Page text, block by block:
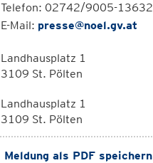
Telefon: 02742/9005-13632
E-Mail: presse@noel.gv.at
Landhausplatz 1
3109 St. Pölten
Landhausplatz 1
3109 St. Pölten
Meldung als PDF speichern